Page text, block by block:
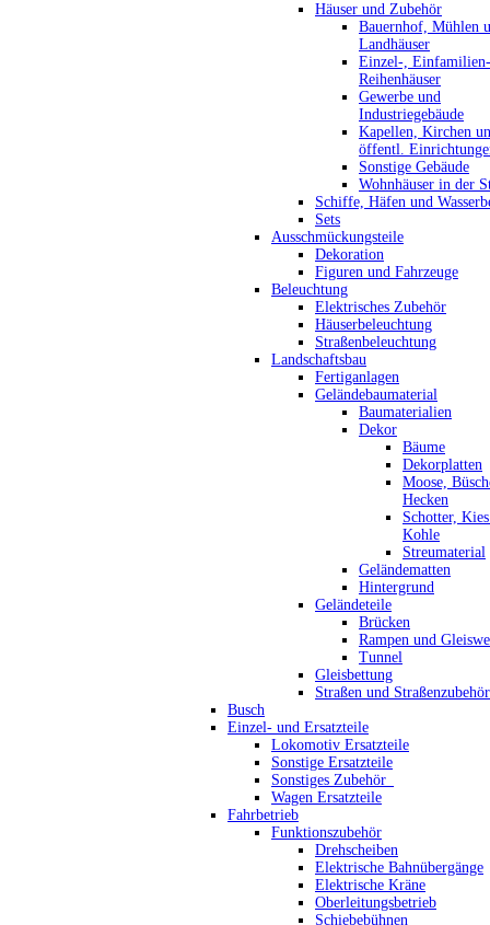
Häuser und Zubehör
Bauernhof, Mühlen
Landhäuser
Einzel-,
Reihenhäuser
Gewerbe und
Industriegebäude
Kapellen, Kirchen
öffentl.
Sonstige Gebäude
Wohnhäuser in der
Schiffe, Häfen und
Sets
Ausschmückungsteile
Dekoration
Figuren und Fahrzeuge
Beleuchtung
Elektrisches Zubehör
Häuserbeleuchtung
Straßenbeleuchtung
Landschaftsbau
Fertiganlagen
Geländebaumaterial
Baumaterialien
Dekor
Bäume
Dekorplatten
Moose,
Hecken
Schotter,
Kohle
Streumaterial
Geländematten
Hintergrund
Geländeteile
Brücken
Rampen und
Tunnel
Gleisbettung
Straßen und Straßenzubehör
Busch
Einzel- und Ersatzteile
Lokomotiv Ersatzteile
Sonstige Ersatzteile
Sonstiges Zubehör_
Wagen Ersatzteile
Fahrbetrieb
Funktionszubehör
Drehscheiben
Elektrische Bahnübergänge
Elektrische Kräne
Oberleitungsbetrieb
Schiebebühnen